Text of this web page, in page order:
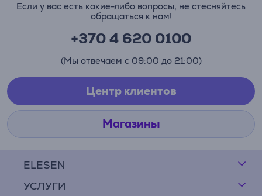
ELESEN
УСЛУГИ
Если у вас есть какие-либо вопросы, не стесняйтесь
обращаться к нам!
+370 4 620 0100
(Мы отвечаем с 09:00 до 21:00)
Центр клиентов
Магазины